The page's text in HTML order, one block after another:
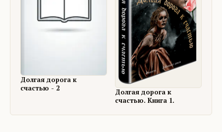
Долгая дорога к
счастью - 2
Долгая дорога к
счастью. Книга 1.